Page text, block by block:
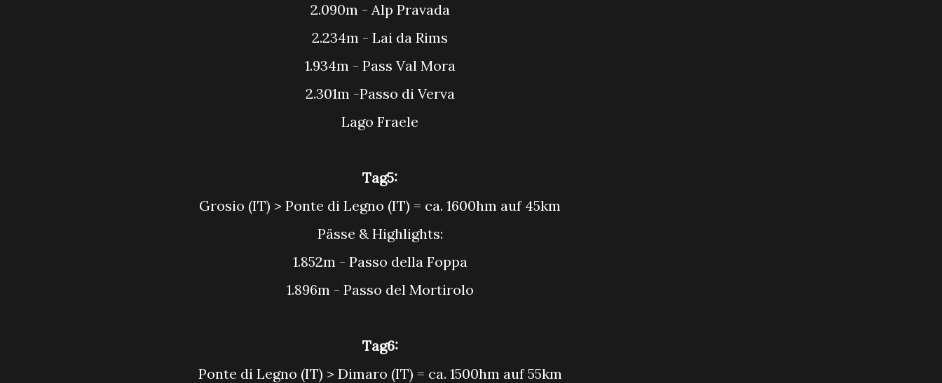
2.090m - Alp Pravada
2.234m - Lai da Rims
1.934m - Pass Val Mora
2.301m -Passo di Verva
Lago Fraele
Tag5:
Grosio (IT) > Ponte di Legno (IT) = ca. 1600hm auf 45km
Pässe & Highlights:
1.852m - Passo della Foppa
1.896m - Passo del Mortirolo
Tag6:
Ponte di Legno (IT) > Dimaro (IT) = ca. 1500hm auf 55km